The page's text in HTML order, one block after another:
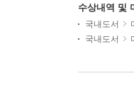
수상내역 및
국내도서
국내도서